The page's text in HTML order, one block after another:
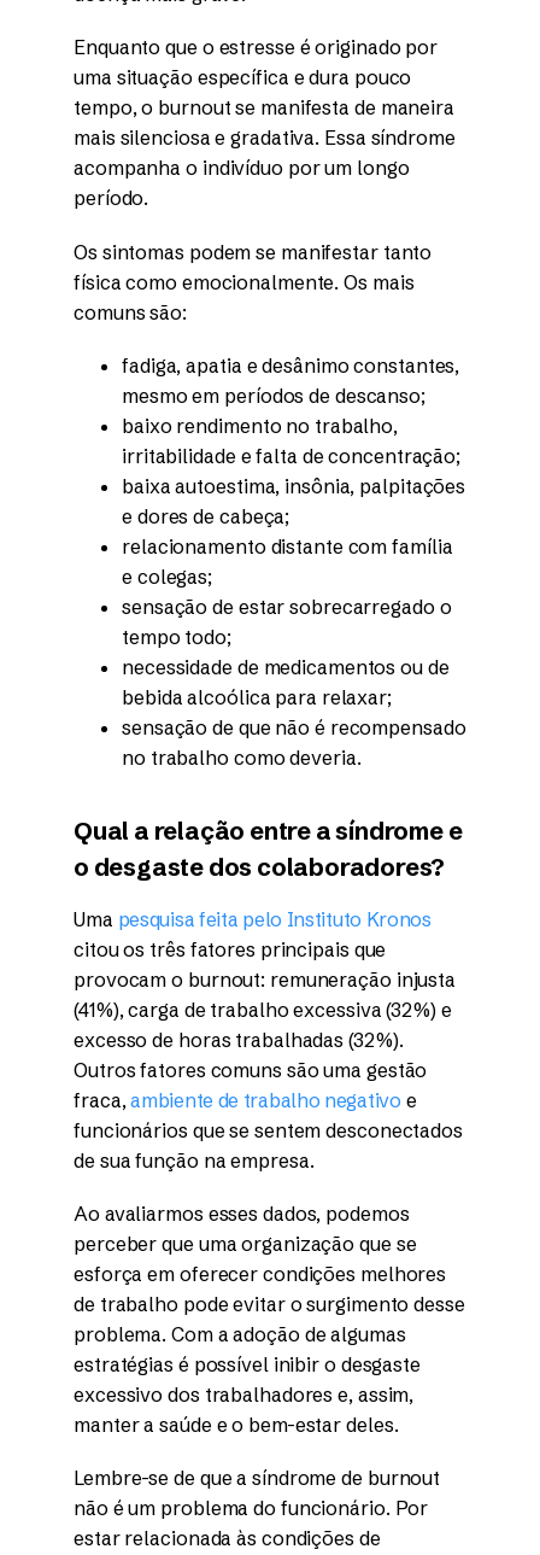
Enquanto que o estresse é originado por
uma situação específica e dura pouco
tempo, o burnout se manifesta de maneira
mais silenciosa e gradativa. Essa síndrome
acompanha o indivíduo por um longo
período.
Os sintomas podem se manifestar tanto
física como emocionalmente. Os mais
comuns são:
fadiga, apatia e desânimo constantes,
mesmo em períodos de descanso;
baixo rendimento no trabalho,
irritabilidade e falta de concentração;
baixa autoestima, insônia, palpitações
e dores de cabeça;
relacionamento distante com família
e colegas;
sensação de estar sobrecarregado o
tempo todo;
necessidade de medicamentos ou de
bebida alcoólica para relaxar;
sensação de que não é recompensado
no trabalho como deveria.
Qual a relação entre a síndrome e
o desgaste dos colaboradores?
Uma pesquisa feita pelo Instituto Kronos
citou os três fatores principais que
provocam o burnout: remuneração injusta
(41%), carga de trabalho excessiva (32%) e
excesso de horas trabalhadas (32%).
Outros fatores comuns são uma gestão
fraca,ambiente de trabalho negativo e
funcionários que se sentem desconectados
de sua função na empresa.
Ao avaliarmos esses dados, podemos
perceber que uma organização que se
esforça em oferecer condições melhores
de trabalho pode evitar o surgimento desse
problema. Com a adoção de algumas
estratégias é possível inibir o desgaste
excessivo dos trabalhadores e, assim,
manter a saúde e o bem-estar deles.
Lembre-se de que a síndrome de burnout
não é um problema do funcionário. Por
estar relacionada às condições de